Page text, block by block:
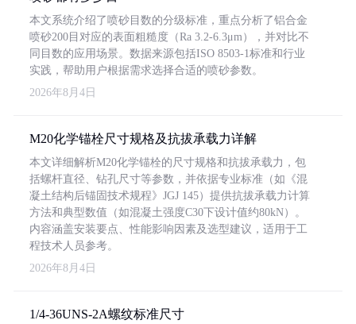
本文系统介绍了喷砂目数的分级标准，重点分析了铝合金
喷砂200目对应的表面粗糙度（Ra 3.2-6.3μm），并对比不
同目数的应用场景。数据来源包括ISO 8503-1标准和行业
实践，帮助用户根据需求选择合适的喷砂参数。
2026年8月4日
M20化学锚栓尺寸规格及抗拔承载力详解
本文详细解析M20化学锚栓的尺寸规格和抗拔承载力，包
括螺杆直径、钻孔尺寸等参数，并依据专业标准（如《混
凝土结构后锚固技术规程》JGJ 145）提供抗拔承载力计算
方法和典型数值（如混凝土强度C30下设计值约80kN）。
内容涵盖安装要点、性能影响因素及选型建议，适用于工
程技术人员参考。
2026年8月4日
1/4-36UNS-2A螺纹标准尺寸